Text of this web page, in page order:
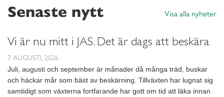
Visa alla nyheter
Senaste nytt
Vi är nu mitt i JAS. Det är dags att beskära
7 AUGUSTI, 2026
Juli, augusti och september är månader då många träd, buskar
och häckar mår som bäst av beskärning. Tillväxten har lugnat sig
samtidigt som växterna fortfarande har gott om tid att läka innan